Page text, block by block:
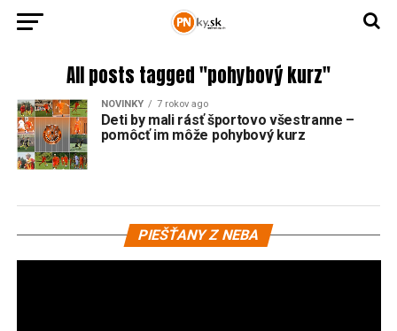
All posts tagged "pohybový kurz"
NOVINKY 7 rokov ago
Deti by mali rásť športovo všestranne –
pomôcť im môže pohybový kurz
PIEŠŤANY Z NEBA